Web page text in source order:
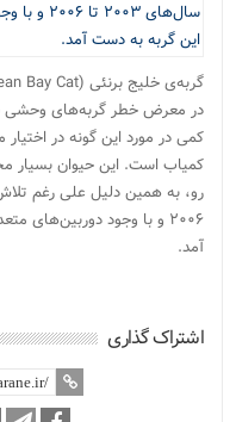
در معرض خطر گربه‌های وحشی
کمی در مورد این گونه در اختیار
کمیاب است. این حیوان بسیار
۲۰۰۶ و با وجود
آمد.
اشتراک گذاری